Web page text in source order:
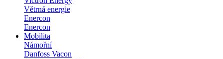
Větrná energie
Enercon
Enercon
Mobilita
Námořní
Danfoss Vacon